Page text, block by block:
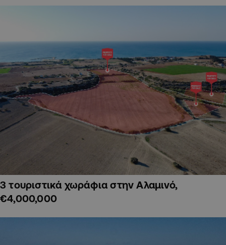
3 τουριστικά χωράφια στην Αλαμινό,
€4,000,000